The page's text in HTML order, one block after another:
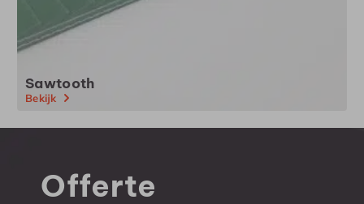
Sawtooth
Bekijk
Offerte